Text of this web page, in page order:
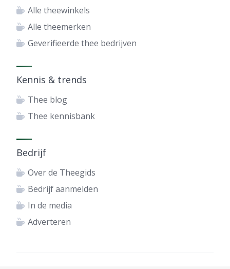
Alle theewinkels
Alle theemerken
Geverifieerde thee bedrijven
Kennis & trends
Thee blog
Thee kennisbank
Bedrijf
Over de Theegids
Bedrijf aanmelden
In de media
Adverteren